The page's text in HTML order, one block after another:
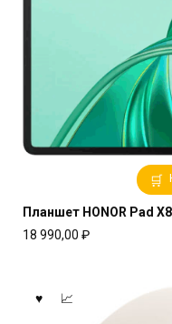
Планшет HONOR Pad
18 990,00 ₽